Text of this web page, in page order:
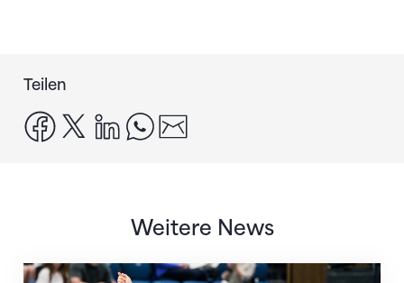
Teilen
facebook
x linkedinwhatsapp
Weitere News
Nächster Halt: Weltmeisterschaft